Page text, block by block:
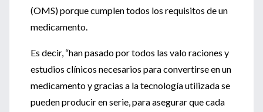
(OMS) porque cumplen todos los requisitos de un
medicamento.
Es decir, “han pasado por todos las valo raciones y
estudios clínicos necesarios para convertirse en un
medicamento y gracias a la tecnología utilizada se
pueden producir en serie, para asegurar que cada